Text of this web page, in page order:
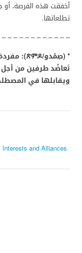
أخفقت هذه الفرصة، أو
تطلعاتها.
– – – – – – – – – – –
* (صِمْدو/ጽምዶ): مفردة
تَعاضُد طرفين من
ويقابلها في
and Alliances